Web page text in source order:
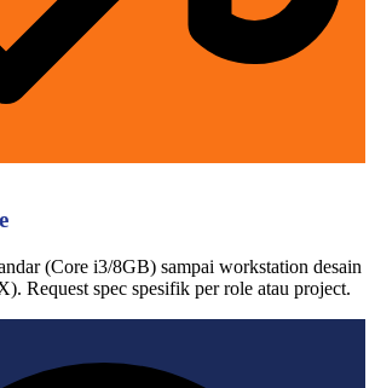
(Core i3/8GB) sampai workstation desain
Request spec spesifik per role atau project.